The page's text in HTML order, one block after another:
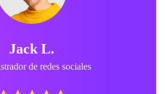
Jack L.
de redes sociales